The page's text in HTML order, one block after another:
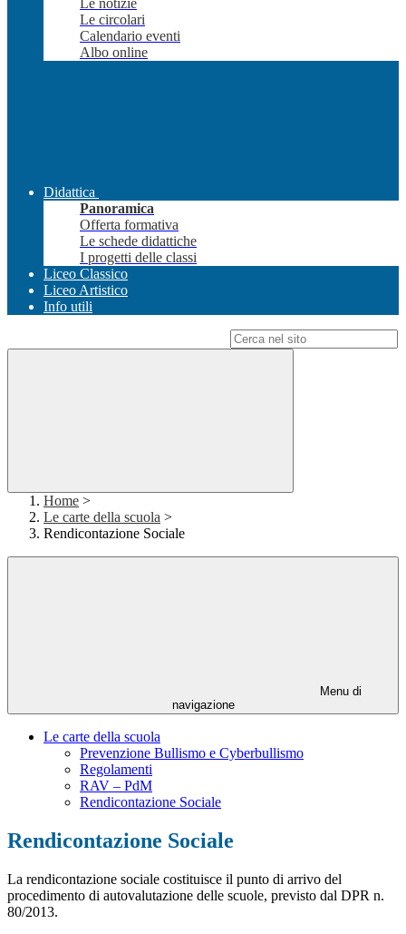
Le notizie
Le circolari
Calendario eventi
Albo online
Didattica
Panoramica
Offerta formativa
Le schede didattiche
I progetti delle classi
Liceo Classico
Liceo Artistico
Info utili
Home >
Le carte della scuola >
Rendicontazione Sociale
Menu di
navigazione
Le carte della scuola
Prevenzione Bullismo e Cyberbullismo
Regolamenti
RAV – PdM
Rendicontazione Sociale
Rendicontazione Sociale
La rendicontazione sociale costituisce il punto di arrivo del
procedimento di autovalutazione delle scuole, previsto dal DPR n.
80/2013.